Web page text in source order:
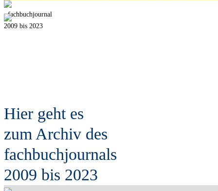
fachbuchjournal
2009 bis 2023
Hier geht es
zum Archiv des
fachbuchjournals
2009 bis 2023